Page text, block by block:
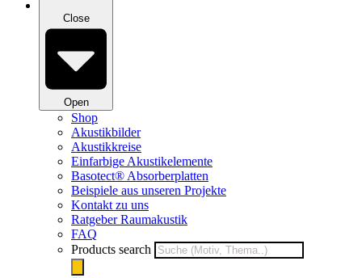
Close
Open
Shop
Akustikbilder
Akustikkreise
Einfarbige Akustikelemente
Basotect® Absorberplatten
Beispiele aus unseren Projekte
Kontakt zu uns
Ratgeber Raumakustik
FAQ
Products search